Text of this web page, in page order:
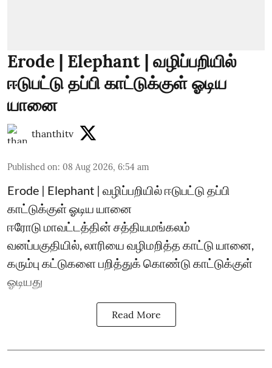
Erode | Elephant | வழிப்பறியில்
ஈடுபட்டு தப்பி காட்டுக்குள் ஓடிய
யானை
thanthitv
Published on: 08 Aug 2026, 6:54 am
Erode | Elephant | வழிப்பறியில் ஈடுபட்டு தப்பி
காட்டுக்குள் ஓடிய யானை
ஈரோடு மாவட்டத்தின் சத்தியமங்கலம்
வனப்பகுதியில், லாரியை வழிமறித்த காட்டு யானை,
கரும்பு கட்டுகளை பறித்துக் கொண்டு காட்டுக்குள்
ஓடியது
Read More